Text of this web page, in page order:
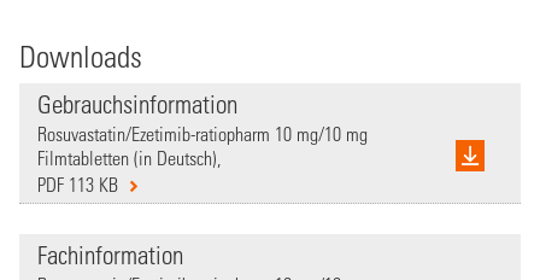
Downloads
Gebrauchsinformation
Rosuvastatin/Ezetimib-ratiopharm 10 mg/10 mg
Filmtabletten (in Deutsch),
PDF 113 KB
Fachinformation